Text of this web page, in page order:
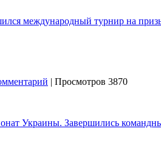
международный турнир на
| Просмотров 3870
Украины. Завершились